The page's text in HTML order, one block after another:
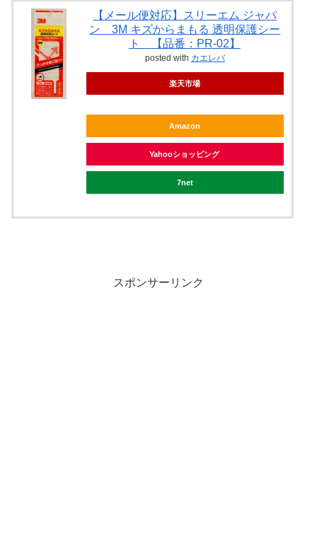
【メール便対応】スリーエム ジャパ
ン 3M キズからまもる 透明保護シー
ト 【品番：PR-02】
posted with カエレバ
楽天市場
Amazon
Yahooショッピング
7net
スポンサーリンク